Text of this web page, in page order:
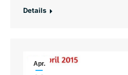
Details
Apr.